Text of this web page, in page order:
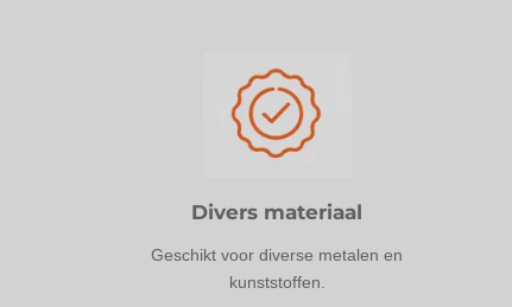
Divers materiaal
Geschikt voor diverse metalen en
kunststoffen.